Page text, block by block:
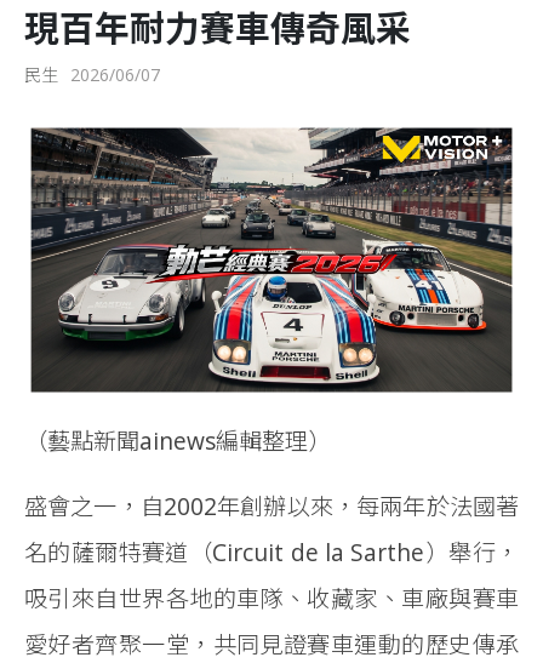
現百年耐力賽車傳奇風采
民生 2026/06/07
（藝點新聞ainews編輯整理）
盛會之一，自2002年創辦以來，每兩年於法國著
名的薩爾特賽道（Circuit de la Sarthe）舉行，
吸引來自世界各地的車隊、收藏家、車廠與賽車
愛好者齊聚一堂，共同見證賽車運動的歷史傳承